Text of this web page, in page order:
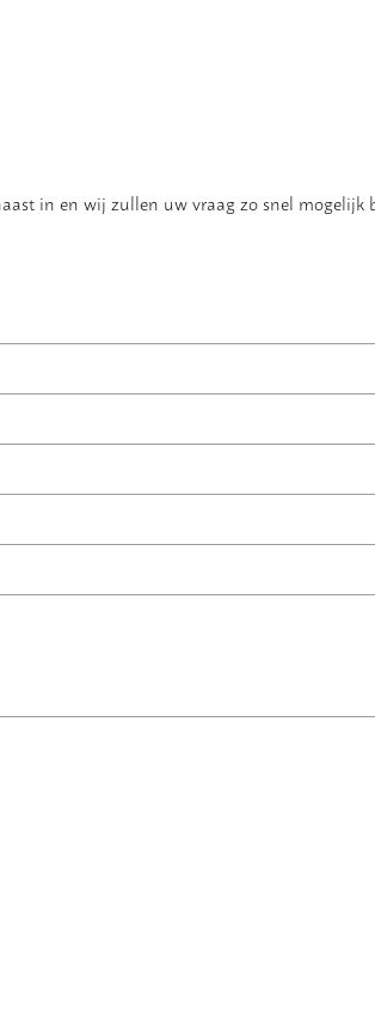
in en wij zullen uw vraag zo snel mogelijk